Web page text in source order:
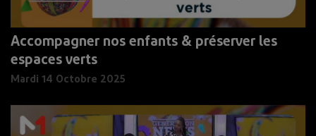
Accompagner nos enfants & préserver les
espaces verts
Mardi 14 Octobre 2025